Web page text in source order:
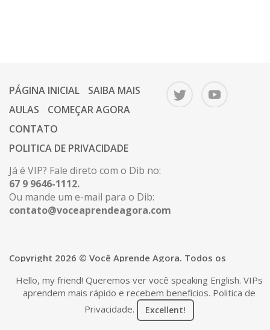
PÁGINA INICIAL
SAIBA MAIS
AULAS
COMEÇAR AGORA
CONTATO
POLITICA DE PRIVACIDADE
Já é VIP? Fale direto com o Dib no:
67 9 9646-1112.
Ou mande um e-mail para o Dib:
contato@voceaprendeagora.com
Copyright 2026 © Você Aprende Agora. Todos os
Hello, my friend! Queremos ver você speaking English. VIPs
aprendem mais rápido e recebem benefícios. Politica de
Privacidade. Excellent!